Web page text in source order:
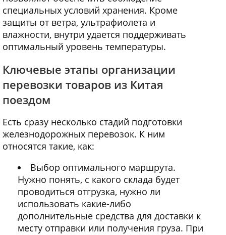
специальных условий хранения. Кроме
защиты от ветра, ультрафиолета и
влажности, внутри удается поддерживать
оптимальный уровень температуры.
Ключевые этапы организации
перевозки товаров из Китая
поездом
Есть сразу несколько стадий подготовки
железнодорожных перевозок. К ним
относятся такие, как:
Выбор оптимального маршрута.
Нужно понять, с какого склада будет
проводиться отгрузка, нужно ли
использовать какие-либо
дополнительные средства для доставки к
месту отправки или получения груза. При